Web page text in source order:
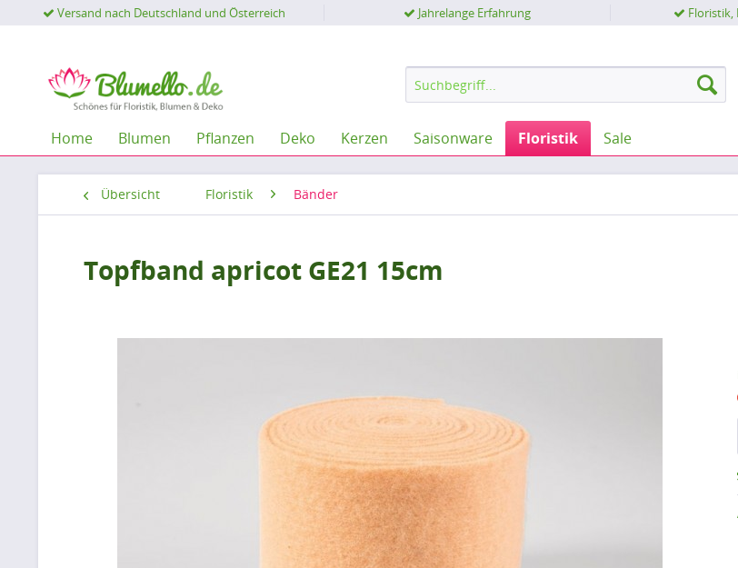
Versand nach Deutschland und Österreich Jahrelange Erfahrung Floristik,
Home Blumen Pflanzen Deko Kerzen Saisonware Floristik Sale
Übersicht Floristik Bänder
Topfband apricot GE21 15cm